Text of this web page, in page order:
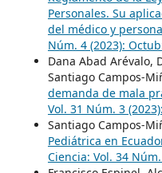
Personales. Su
del médico y
Núm. 4 (2023):
Dana Abad Arévalo,
Santiago Campos-
demanda de mala
Vol. 31 Núm. 3
Santiago Campos-
Pediátrica en
Ciencia: Vol. 34